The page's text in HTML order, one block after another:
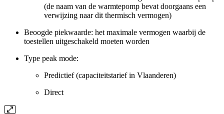
(de naam van de warmtepomp bevat doorgaans een
verwijzing naar dit thermisch vermogen)
Beoogde piekwaarde: het maximale vermogen waarbij de
toestellen uitgeschakeld moeten worden
Type peak mode:
Predictief (capaciteitstarief in Vlaanderen)
Direct